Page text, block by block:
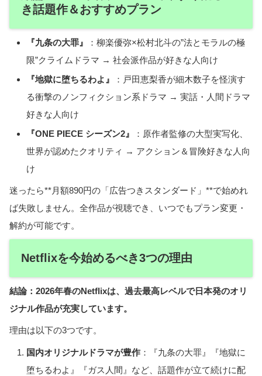
き話題作＆おすすめプラン
『九条の大罪』
：柳楽優弥×松村北斗の”法とモラルの極
限”クライムドラマ → 社会派作品が好きな人向け
『地獄に堕ちるわよ』
：戸田恵梨香が細木数子を怪演す
る衝撃のノンフィクション系ドラマ → 実話・人間ドラマ
好きな人向け
『ONE PIECE シーズン2』
：原作者監修の大型実写化、
世界が認めたクオリティ → アクション＆冒険好きな人向
け
迷ったら**月額890円の「広告つきスタンダード」**で始めれ
ば失敗しません。全作品が視聴でき、いつでもプラン変更・
解約が可能です。
Netflixを今始めるべき3つの理由
結論：2026年春のNetflixは、過去最高レベルで日本発のオリ
ジナル作品が充実しています。
理由は以下の3つです。
国内オリジナルドラマが豊作 ：『九条の大罪』『地獄に
堕ちるわよ』『ガス人間』など、話題作が立て続けに配